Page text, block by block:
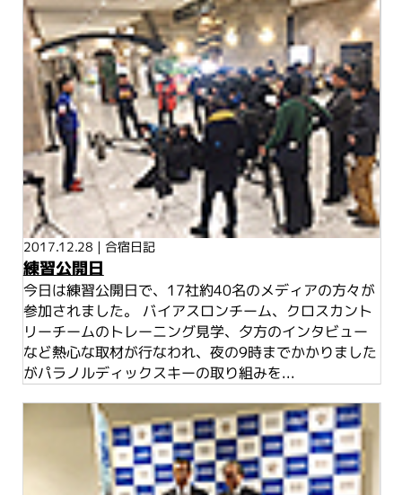
2017.12.28 | 合宿日記
練習公開日
今日は練習公開日で、17社約40名のメディアの方々が
参加されました。 バイアスロンチーム、クロスカント
リーチームのトレーニング見学、夕方のインタビュー
など熱心な取材が行なわれ、夜の9時までかかりました
がパラノルディックスキーの取り組みを...